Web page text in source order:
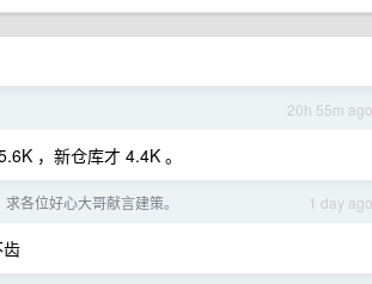
20h 55m ago
，新仓库才 4.4K 。
1 day ago
各位好心大哥献言建策。